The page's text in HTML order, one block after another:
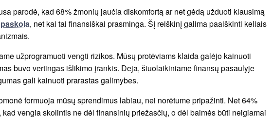
parodė, kad 68% žmonių jaučia diskomfortą ar net gėdą užduoti klausimą
, net kai tai finansiškai prasminga. Šį reiškinį galima paaiškinti keliais
užprogramuoti vengti rizikos. Mūsų protėviams klaida galėjo kainuoti
buvo vertingas išlikimo įrankis. Deja, šiuolaikiniame finansų pasaulyje
gali kainuoti prarastas galimybes.
formuoja mūsų sprendimus labiau, nei norėtume pripažinti. Net 64%
vengia skolintis ne dėl finansinių priežasčių, o dėl baimės būti neigiamai